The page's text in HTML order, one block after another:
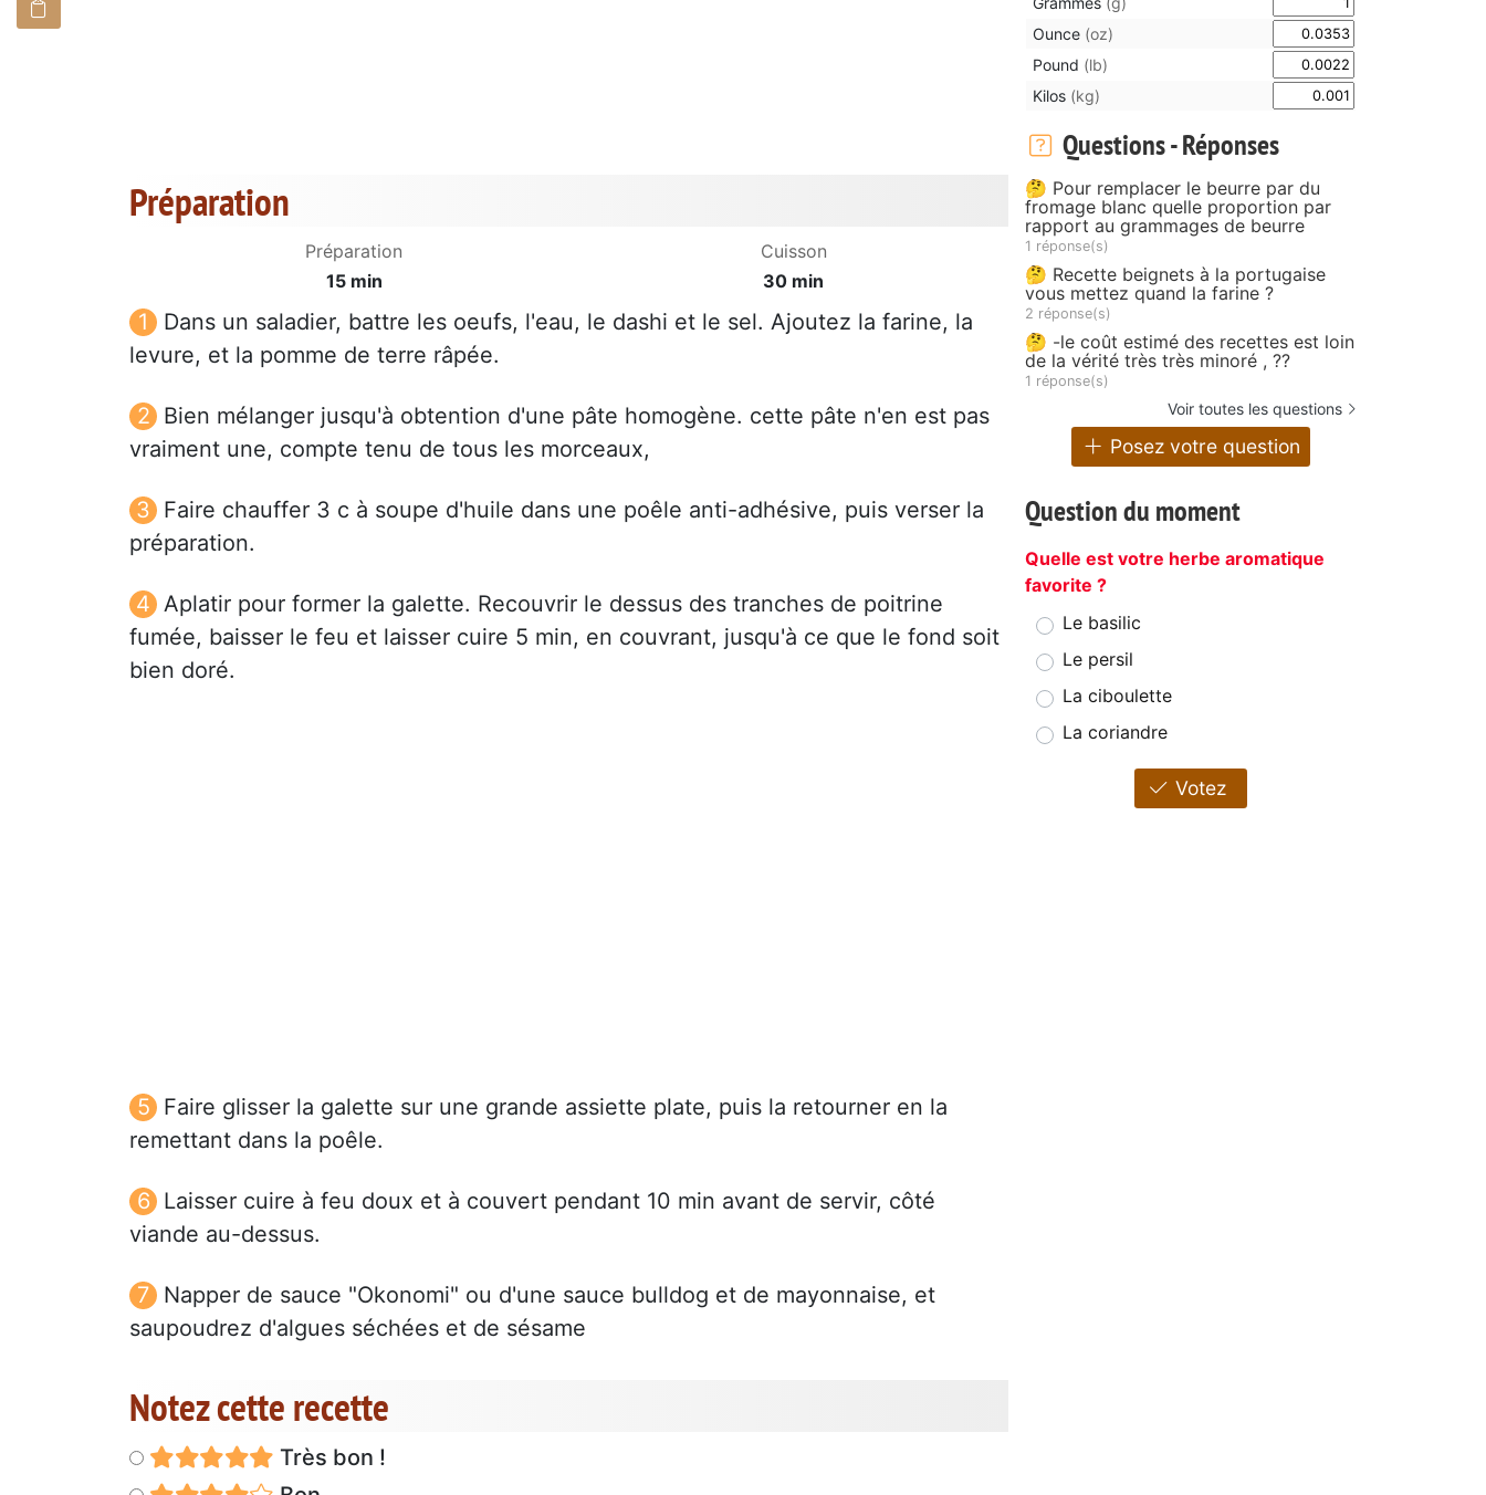
Préparation
Préparation
15 min
Cuisson
30 min
Dans un saladier, battre les oeufs, l'eau, le dashi et le sel. Ajoutez la farine, la
levure, et la pomme de terre râpée.
Bien mélanger jusqu'à obtention d'une pâte homogène. cette pâte n'en est pas
vraiment une, compte tenu de tous les morceaux,
Faire chauffer 3 c à soupe d'huile dans une poêle anti-adhésive, puis verser la
préparation.
Aplatir pour former la galette. Recouvrir le dessus des tranches de poitrine
fumée, baisser le feu et laisser cuire 5 min, en couvrant, jusqu'à ce que le fond soit
bien doré.
Faire glisser la galette sur une grande assiette plate, puis la retourner en la
remettant dans la poêle.
Laisser cuire à feu doux et à couvert pendant 10 min avant de servir, côté
viande au-dessus.
Napper de sauce "Okonomi" ou d'une sauce bulldog et de mayonnaise, et
saupoudrez d'algues séchées et de sésame
Notez cette recette
Très bon !
Ounce (oz)
Pound (lb)
Kilos (kg)
Questions - Réponses
🤔 Pour remplacer le beurre par du
fromage blanc quelle proportion par
rapport au grammages de beurre
1 réponse(s)
🤔 Recette beignets à la portugaise
vous mettez quand la farine ?
2 réponse(s)
🤔 -le coût estimé des recettes est loin
de la vérité très très minoré , ??
1 réponse(s)
Voir toutes les questions
Posez votre question
Question du moment
Quelle est votre herbe aromatique
favorite ?
Le basilic
Le persil
La ciboulette
La coriandre
Votez